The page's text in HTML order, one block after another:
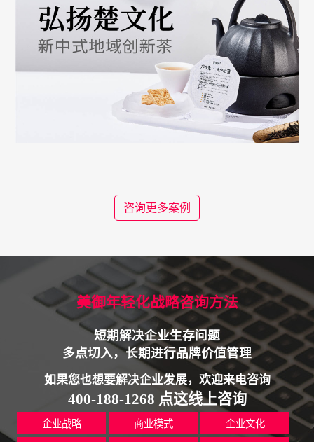
咨询更多案例
美御年轻化战略咨询方法
短期解决企业生存问题
多点切入，长期进行品牌价值管理
如果您也想要解决企业发展，欢迎来电咨询
400-188-1268 点这线上咨询
企业战略 商业模式 企业文化